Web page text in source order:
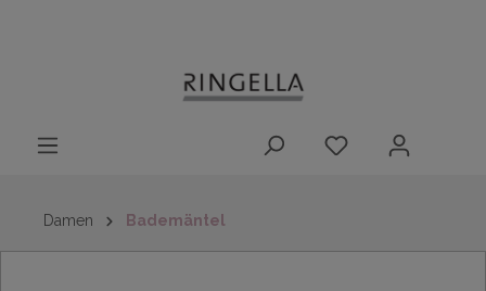
Damen Bademäntel